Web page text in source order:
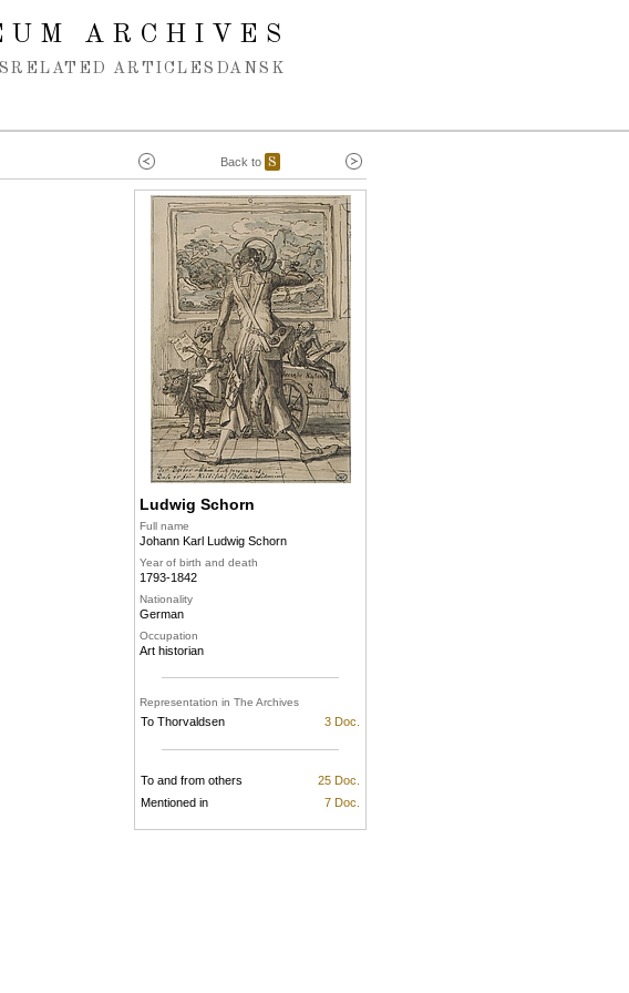
ARCHIVES
RELATED ARTICLES DANSK
Back to S
Ludwig Schorn
Full name
Johann Karl Ludwig Schorn
Year of birth and death
1793-1842
Nationality
German
Occupation
Art historian
Representation in The Archives
To Thorvaldsen 3 Doc.
To and from others
25 Doc.
Mentioned in
7 Doc.